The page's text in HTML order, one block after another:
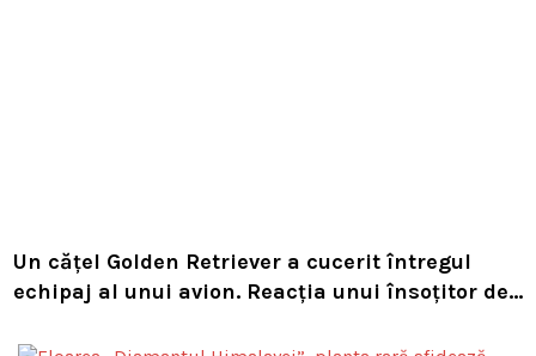
Un cățel Golden Retriever a cucerit întregul
echipaj al unui avion. Reacția unui însoțitor de